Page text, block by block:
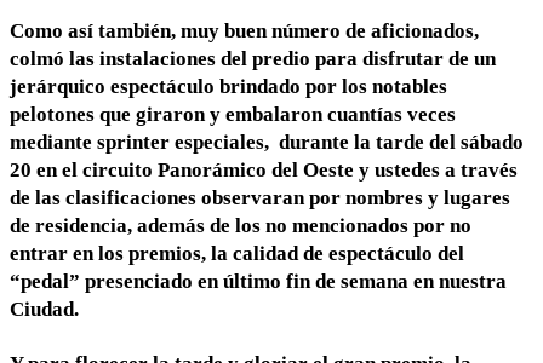
Como así también, muy buen número de aficionados,
colmó las instalaciones del predio para disfrutar de un
jerárquico espectáculo brindado por los notables
pelotones que giraron y embalaron cuantías veces
mediante sprinter especiales, durante la tarde del sábado
20 en el circuito Panorámico del Oeste y ustedes a través
de las clasificaciones observaran por nombres y lugares
de residencia, además de los no mencionados por no
entrar en los premios, la calidad de espectáculo del
“pedal” presenciado en último fin de semana en nuestra
Ciudad.